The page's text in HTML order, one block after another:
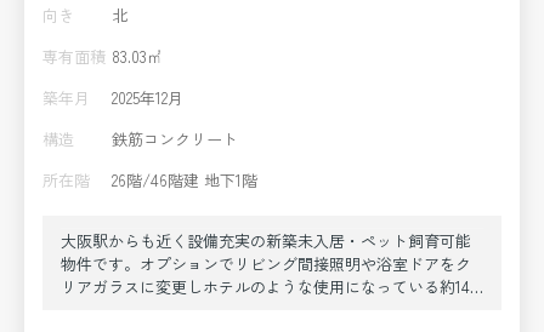
向き
北
専有面積 83.03㎡
築年月
2025年12月
構造
鉄筋コンクリート
所在階
26階/46階建 地下1階
大阪駅からも近く設備充実の新築未入居・ペット飼育可能
物件です。オプションでリビング間接照明や浴室ドアをク
リアガラスに変更しホテルのような使用になっている約14.6